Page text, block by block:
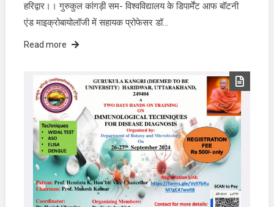
हरिद्वार।। गुरुकुल कांगड़ी सम- विश्वविद्यालय के डिपार्मेंट आफ बॉटनी
एंड माइक्रोबायोलॉजी में सहायक प्रोफेसर डॉ…
Read more